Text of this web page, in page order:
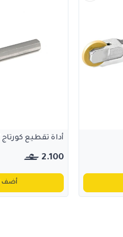
أداة تقطيع كورتاج 7×100...
2.100
أضف